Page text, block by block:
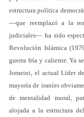
estructura política
—que reemplazó a la
judiciales— ha sido
Revolución Islámica
guerra fría y caliente. Ya
Jomeini, el actual Líder
mayoría de iraníes
de mentalidad moral,
alojada a la estructura